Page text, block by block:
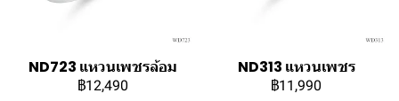
ND723 แหวนเพชรล้อม
฿12,490
ND313 แหวนเพชร
฿11,990